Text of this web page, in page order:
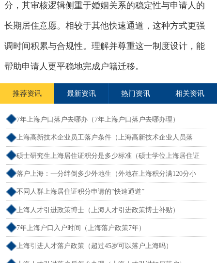
分，其审核逻辑侧重于婚姻关系的稳定性与申请人的
长期居住意愿。相较于其他快速通道，这种方式更强
调时间积累与合规性。理解并尊重这一制度设计，能
帮助申请人更平稳地完成户籍迁移。
推荐资讯 最新资讯 热门资讯 相关资讯
7年上海户口落户去哪办（7年上海户口落户去哪办理）
上海高新技术企业员工落户条件（上海高新技术企业人员落
户）
硕士研究生上海居住证积分是多少标准（硕士学位上海居住证
积分）
落户上海：一分绊倒多少外地生（外地在上海积分满120分小
孩可以考上海大学吗）
不同人群上海居住证积分申请的“快速通道”
上海人才引进政策博士（上海人才引进政策博士补贴）
7年上海户口入户时间（上海落户政策7年）
上海引进人才落户政策（超过45岁可以落户上海吗）